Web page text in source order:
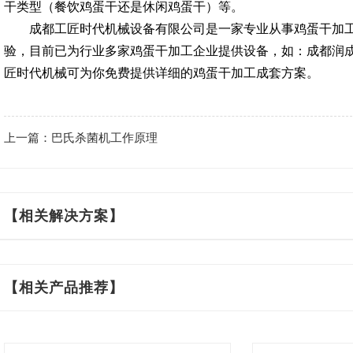
干类型（餐饮鸡蛋干还是休闲鸡蛋干）等。
成都工匠时代机械设备有限公司是一家专业从事鸡蛋干
验，目前已为行业多家鸡蛋干加工企业提供设备，如：成都
匠时代机械可为你免费提供详细的鸡蛋干加工成套方案。
上一篇：巴氏杀菌机工作原理
【相关解决方案】
【相关产品推荐】